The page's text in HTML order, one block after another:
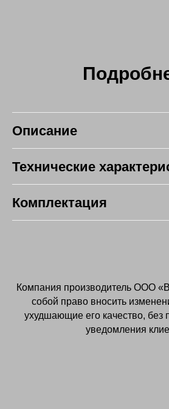
Описание
Технические
Комплектация
Компания производитель OOO
собой право вносить
ухудшающие его качество, без
уведомления